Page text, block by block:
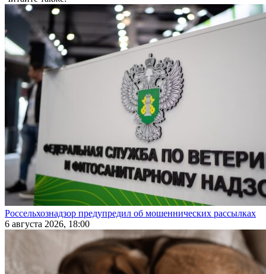
Россельхознадзор предупредил об мошеннических рассылках
6 августа 2026, 18:00